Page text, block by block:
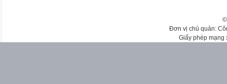
Đơn vị chủ quản:
Giấy phép mạng